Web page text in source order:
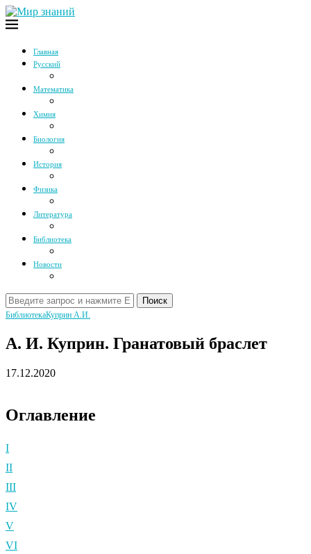
Главная
Русский
Математика
Химия
Биология
История
Физика
Литература
Библиотека
Новости
Поиск
БиблиотекаКуприн А.И.
А. И. Куприн. Гранатовый браслет
17.12.2020
Оглавление
I
II
III
IV
V
VI